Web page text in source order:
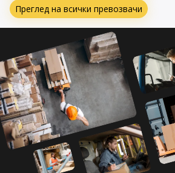
Преглед на всички превозвачи